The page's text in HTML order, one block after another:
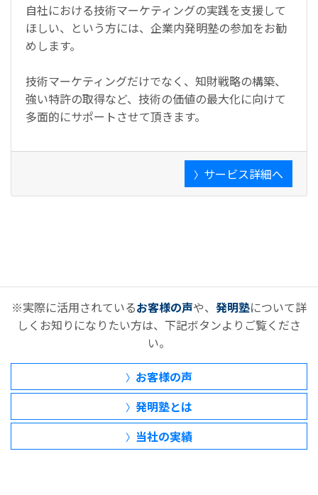
自社における技術マーケティングの実践を支援して
ほしい、という方には、企業内発明塾の参加をお勧
めします。
技術マーケティングだけでなく、知財戦略の構築、
強い特許の取得など、技術の価値の最大化に向けて
多面的にサポートさせて頂きます。
〉 サービス詳細へ
※実際に活用されているお客様の声や、 発明塾について詳
しくお知りになりたい方は、下記ボタンよりご覧くださ
い。
〉 お客様の声
〉 発明塾とは
〉 当社の実績